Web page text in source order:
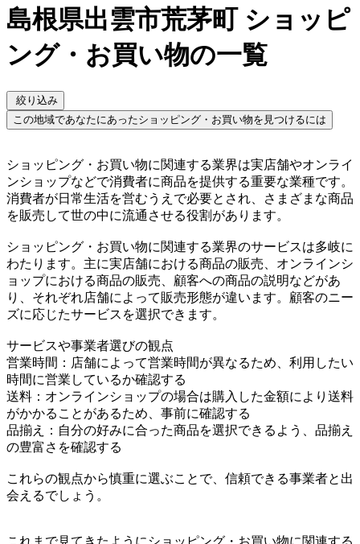
島根県出雲市荒茅町 ショッピ
ング・お買い物の一覧
絞り込み
この地域であなたにあったショッピング・お買い物を見つけるには
ショッピング・お買い物に関連する業界は実店舗やオンライ
ンショップなどで消費者に商品を提供する重要な業種です。
消費者が日常生活を営むうえで必要とされ、さまざまな商品
を販売して世の中に流通させる役割があります。
ショッピング・お買い物に関連する業界のサービスは多岐に
わたります。主に実店舗における商品の販売、オンラインシ
ョップにおける商品の販売、顧客への商品の説明などがあ
り、それぞれ店舗によって販売形態が違います。顧客のニー
ズに応じたサービスを選択できます。
サービスや事業者選びの観点
営業時間：店舗によって営業時間が異なるため、利用したい
時間に営業しているか確認する
送料：オンラインショップの場合は購入した金額により送料
がかかることがあるため、事前に確認する
品揃え：自分の好みに合った商品を選択できるよう、品揃え
の豊富さを確認する
これらの観点から慎重に選ぶことで、信頼できる事業者と出
会えるでしょう。
これまで見てきたようにショッピング・お買い物に関連する